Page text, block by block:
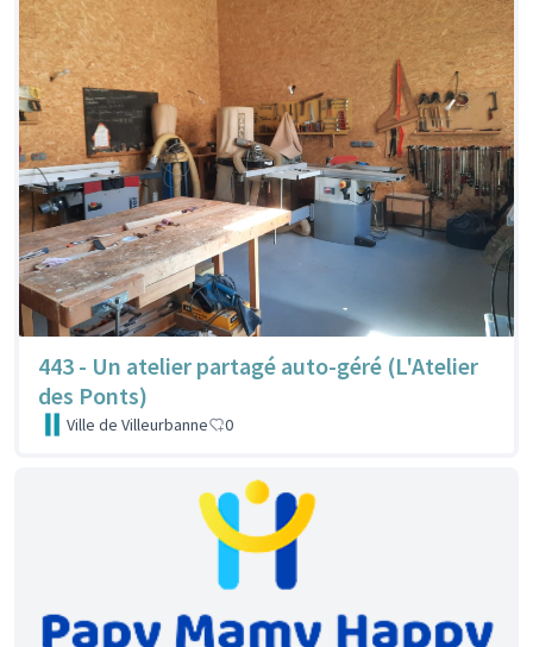
443 - Un atelier partagé auto-géré (L'Atelier
des Ponts)
Ville de Villeurbanne 0